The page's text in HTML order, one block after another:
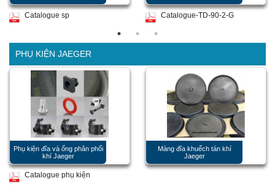
Catalogue sp Catalogue-TD-90-2-G
PHỤ KIỆN JAEGER
Phụ kiện đĩa và ống phân phối
khí Jaeger
Catalogue phụ kiện
Màng đĩa khuếch tán khí
Jaeger